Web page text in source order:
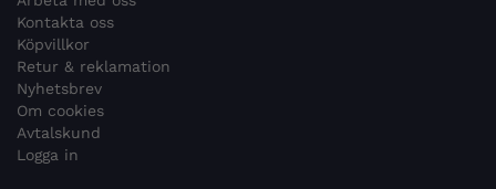
Kontakta oss
Köpvillkor
Retur & reklamation
Nyhetsbrev
Om cookies
Avtalskund
Logga in